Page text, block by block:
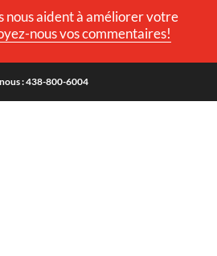
nous aident à améliorer votre
nous vos commentaires!
: 438-800-6004